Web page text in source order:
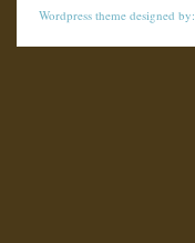
Wordpress theme designed by: